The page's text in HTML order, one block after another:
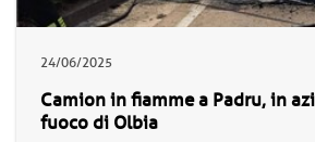
24/06/2025
Camion in fiamme a Padru, in
fuoco di Olbia